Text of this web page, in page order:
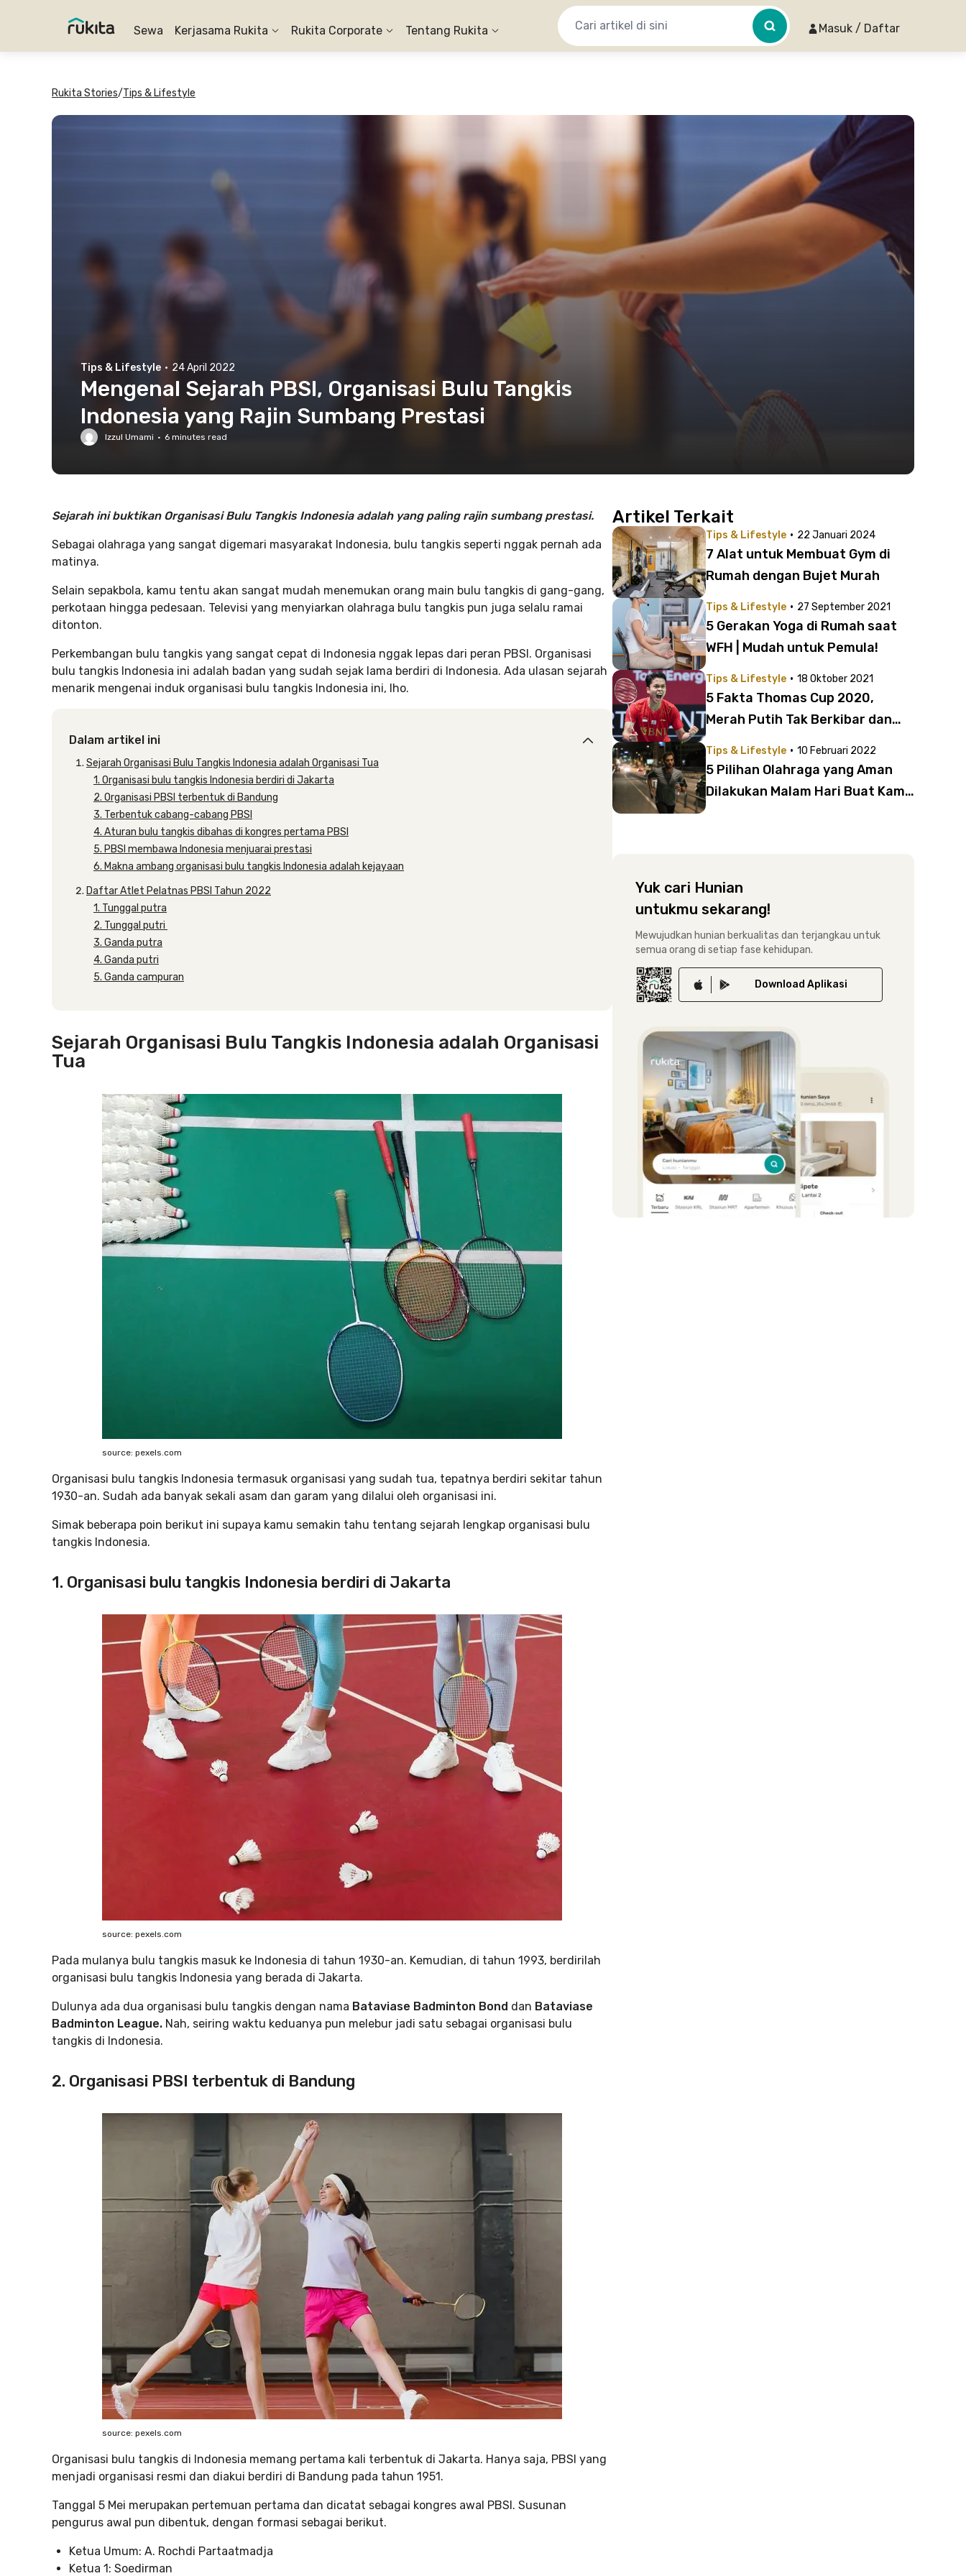
Sewa Kerjasama Rukita Rukita Corporate Tentang Rukita Masuk / Daftar
Rukita Stories/Tips & Lifestyle
Tips & Lifestyle · 24 April 2022
Mengenal Sejarah PBSI, Organisasi Bulu Tangkis
Indonesia yang Rajin Sumbang Prestasi
Izzul Umami · 6 minutes read
Sejarah ini buktikan Organisasi Bulu Tangkis Indonesia adalah yang paling rajin sumbang prestasi.
Sebagai olahraga yang sangat digemari masyarakat Indonesia, bulu tangkis seperti nggak pernah ada
matinya.
Selain sepakbola, kamu tentu akan sangat mudah menemukan orang main bulu tangkis di gang-gang,
perkotaan hingga pedesaan. Televisi yang menyiarkan olahraga bulu tangkis pun juga selalu ramai
ditonton.
Perkembangan bulu tangkis yang sangat cepat di Indonesia nggak lepas dari peran PBSI. Organisasi
bulu tangkis Indonesia ini adalah badan yang sudah sejak lama berdiri di Indonesia. Ada ulasan sejarah
menarik mengenai induk organisasi bulu tangkis Indonesia ini, lho.
Dalam artikel ini
Sejarah Organisasi Bulu Tangkis Indonesia adalah Organisasi Tua
1. Organisasi bulu tangkis Indonesia berdiri di Jakarta
2. Organisasi PBSI terbentuk di Bandung
3. Terbentuk cabang-cabang PBSI
4. Aturan bulu tangkis dibahas di kongres pertama PBSI
5. PBSI membawa Indonesia menjuarai prestasi
6. Makna ambang organisasi bulu tangkis Indonesia adalah kejayaan
Daftar Atlet Pelatnas PBSI Tahun 2022
1. Tunggal putra
2. Tunggal putri
3. Ganda putra
4. Ganda putri
5. Ganda campuran
Sejarah Organisasi Bulu Tangkis Indonesia adalah Organisasi
Tua
source: pexels.com
Organisasi bulu tangkis Indonesia termasuk organisasi yang sudah tua, tepatnya berdiri sekitar tahun
1930-an. Sudah ada banyak sekali asam dan garam yang dilalui oleh organisasi ini.
Simak beberapa poin berikut ini supaya kamu semakin tahu tentang sejarah lengkap organisasi bulu
tangkis Indonesia.
1. Organisasi bulu tangkis Indonesia berdiri di Jakarta
source: pexels.com
Pada mulanya bulu tangkis masuk ke Indonesia di tahun 1930-an. Kemudian, di tahun 1993, berdirilah
organisasi bulu tangkis Indonesia yang berada di Jakarta.
Dulunya ada dua organisasi bulu tangkis dengan nama Bataviase Badminton Bond dan Bataviase
Badminton League. Nah, seiring waktu keduanya pun melebur jadi satu sebagai organisasi bulu
tangkis di Indonesia.
2. Organisasi PBSI terbentuk di Bandung
source: pexels.com
Organisasi bulu tangkis di Indonesia memang pertama kali terbentuk di Jakarta. Hanya saja, PBSI yang
menjadi organisasi resmi dan diakui berdiri di Bandung pada tahun 1951.
Tanggal 5 Mei merupakan pertemuan pertama dan dicatat sebagai kongres awal PBSI. Susunan
pengurus awal pun dibentuk, dengan formasi sebagai berikut.
Ketua Umum: A. Rochdi Partaatmadja
Ketua 1: Soedirman
Artikel Terkait
Tips & Lifestyle · 22 Januari 2024
7 Alat untuk Membuat Gym di
Rumah dengan Bujet Murah
Tips & Lifestyle · 27 September 2021
5 Gerakan Yoga di Rumah saat
WFH | Mudah untuk Pemula!
Tips & Lifestyle · 18 Oktober 2021
5 Fakta Thomas Cup 2020,
Merah Putih Tak Berkibar dan
Tips & Lifestyle · 10 Februari 2022
5 Pilihan Olahraga yang Aman
Dilakukan Malam Hari Buat Kamu
Yuk cari Hunian
untukmu sekarang!
Mewujudkan hunian berkualitas dan terjangkau untuk
semua orang di setiap fase kehidupan.
Download Aplikasi